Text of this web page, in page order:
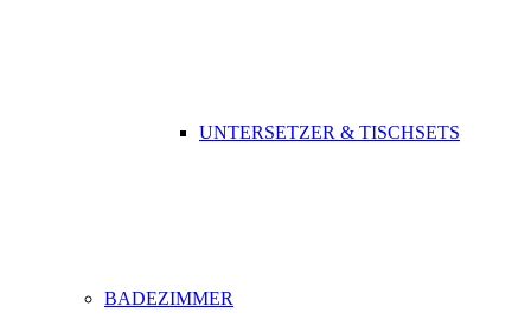
UNTERSETZER & TISCHSETS
BADEZIMMER